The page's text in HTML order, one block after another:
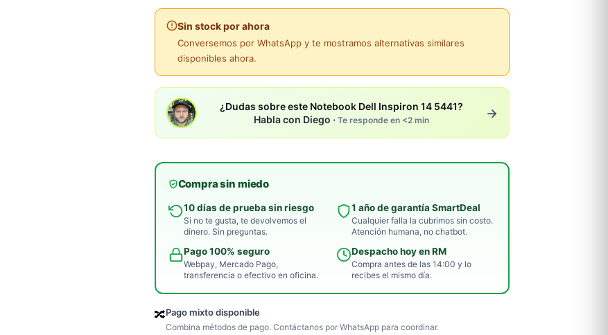
Sin stock por ahora
Conversemos por WhatsApp y te mostramos alternativas similares
disponibles ahora.
¿Dudas sobre este Notebook Dell Inspiron 14 5441?
Habla con Diego · Te responde en <2 min →
Compra sin miedo
10 días de prueba sin riesgo
Si no te gusta, te devolvemos el
dinero. Sin preguntas.
1 año de garantía SmartDeal
Cualquier falla la cubrimos sin costo.
Atención humana, no chatbot.
Pago 100% seguro
Webpay, Mercado Pago,
transferencia o efectivo en oficina.
Despacho hoy en RM
Compra antes de las 14:00 y lo
recibes el mismo día.
🔀Pago mixto disponible
Combina métodos de pago. Contáctanos por WhatsApp para coordinar.